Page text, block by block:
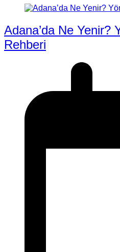
Adana’da Ne Yenir?
Rehberi